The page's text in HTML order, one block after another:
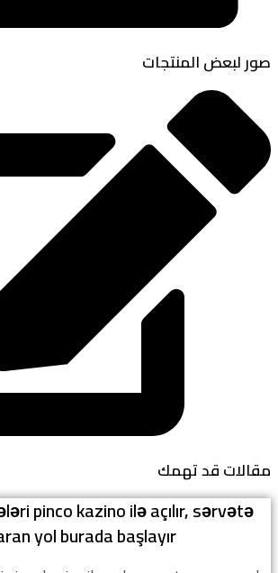
صور لبعض المنتجات
مقالات قد تهمك
pinco kazino ilə açılır, sərvətə
yol burada başlayır